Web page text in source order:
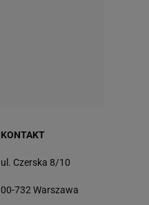
KONTAKT
ul. Czerska 8/10
00-732 Warszawa